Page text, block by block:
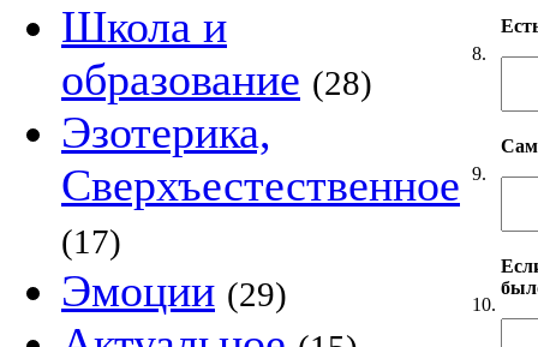
Школа и
образование (28)
Эзотерика,
Сверхъестественное
(17)
Эмоции (29)
8.
9.
10.